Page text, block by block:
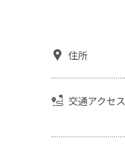
住所
交通アクセス